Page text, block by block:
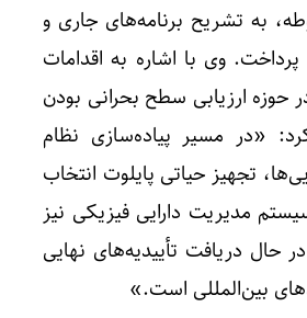
به تشریح برنامه‌های جاری و
وی با اشاره به اقدامات
حوزه ارزیابی سطح بحرانی بودن
«در مسیر پیاده‌سازی نظام
تجهیز حیاتی پایلوت انتخاب
مدیریت دارایی فیزیکی نیز
حال دریافت تأییدیه‌های نهایی
بین‌المللی است.»